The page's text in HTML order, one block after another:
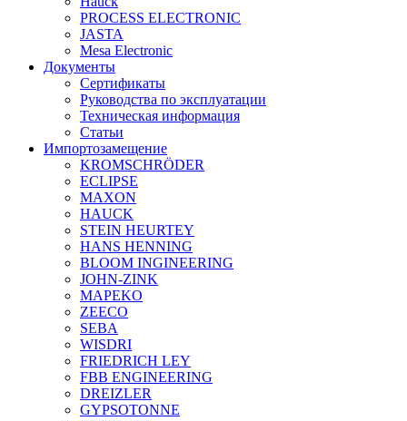
PROCESS ELECTRONIC
JASTA
Mesa Electronic
Документы
Сертификаты
Руководства по эксплуатации
Техническая информация
Статьи
Импортозамещение
KROMSCHRÖDER
ECLIPSE
MAXON
HAUCK
STEIN HEURTEY
HANS HENNING
BLOOM INGINEERING
JOHN-ZINK
MAPEKO
ZEECO
SEBA
WISDRI
FRIEDRICH LEY
FBB ENGINEERING
DREIZLER
GYPSOTONNE